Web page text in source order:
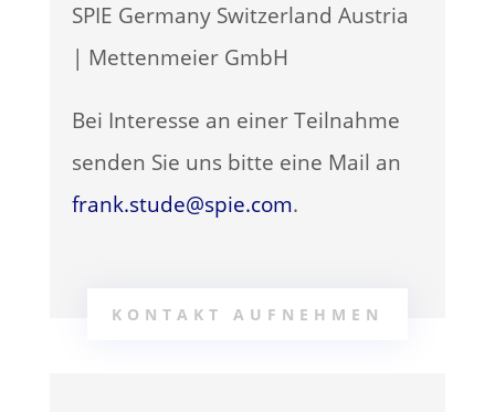
SPIE Germany Switzerland Austria
| Mettenmeier GmbH
Bei Interesse an einer Teilnahme
senden Sie uns bitte eine Mail an
frank.stude@spie.com.
KONTAKT AUFNEHMEN